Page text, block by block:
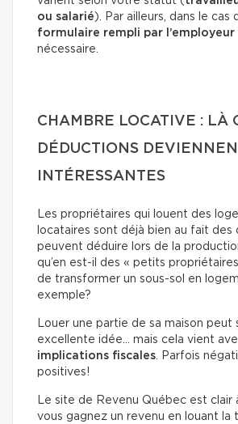
ou salarié ). Par ailleurs, dans le cas
formulaire rempli par l’employeur
nécessaire.
CHAMBRE LOCATIVE : LÀ
DÉDUCTIONS
INTÉRESSANTES
Les propriétaires qui louent des
locataires sont déjà bien au fait des
peuvent déduire lors de la
qu’en est-il des « petits
de transformer un sous-sol en
exemple?
Louer une partie de sa maison peut
excellente idée… mais cela vient
implications fiscales. Parfois
positives!
Le site de Revenu Québec est clair
vous gagnez un revenu en louant la